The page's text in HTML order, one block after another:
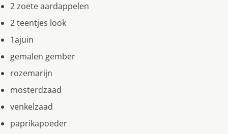
2 zoete aardappelen
2 teentjes look
1ajuin
gemalen gember
rozemarijn
mosterdzaad
venkelzaad
paprikapoeder